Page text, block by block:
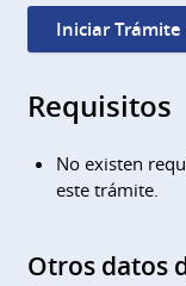
Iniciar Trámite
Requisitos
No existen
este trámite.
Otros datos